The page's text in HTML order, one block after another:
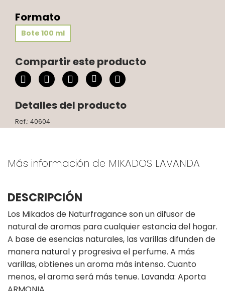
Formato
Bote 100 ml
Compartir este producto
Detalles del producto
Ref.: 40604
Más información de MIKADOS LAVANDA
DESCRIPCIÓN
Los Mikados de Naturfragance son un difusor de
natural de aromas para cualquier estancia del hogar.
A base de esencias naturales, las varillas difunden de
manera natural y progresiva el perfume. A más
varillas, obtienes un aroma más intenso. Cuanto
menos, el aroma será más tenue. Lavanda: Aporta